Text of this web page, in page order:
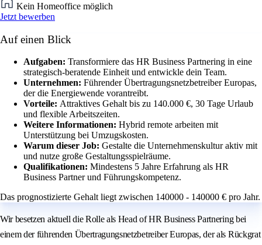
Kein Homeoffice möglich
Jetzt bewerben
Auf einen Blick
Aufgaben: Transformiere das HR Business Partnering in eine
strategisch-beratende Einheit und entwickle dein Team.
Unternehmen: Führender Übertragungsnetzbetreiber Europas,
der die Energiewende vorantreibt.
Vorteile: Attraktives Gehalt bis zu 140.000 €, 30 Tage Urlaub
und flexible Arbeitszeiten.
Weitere Informationen: Hybrid remote arbeiten mit
Unterstützung bei Umzugskosten.
Warum dieser Job: Gestalte die Unternehmenskultur aktiv mit
und nutze große Gestaltungsspielräume.
Qualifikationen: Mindestens 5 Jahre Erfahrung als HR
Business Partner und Führungskompetenz.
Das prognostizierte Gehalt liegt zwischen 140000 - 140000 € pro Jahr.
Wir besetzen aktuell die Rolle als Head of HR Business Partnering bei
einem der führenden Übertragungsnetzbetreiber Europas, der als Rückgrat